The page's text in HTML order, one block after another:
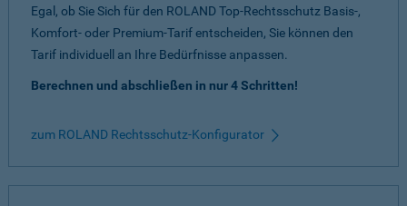
Egal, ob Sie Sich für den ROLAND Top-Rechtsschutz Basis-,
Komfort- oder Premium-Tarif entscheiden, Sie können den
Tarif individuell an Ihre Bedürfnisse anpassen.
Berechnen und abschließen in nur 4 Schritten!
zum ROLAND Rechtsschutz-Konfigurator